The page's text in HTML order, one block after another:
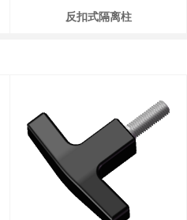
反扣式隔离柱